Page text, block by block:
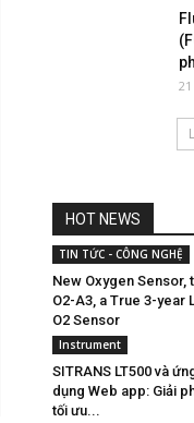
HOT NEWS
TIN TỨC - CÔNG NGHỆ
New Oxygen Sensor,
O2-A3, a True 3-year
O2 Sensor
Instrument
SITRANS LT500 và
dụng Web app: Giải
tối ưu...